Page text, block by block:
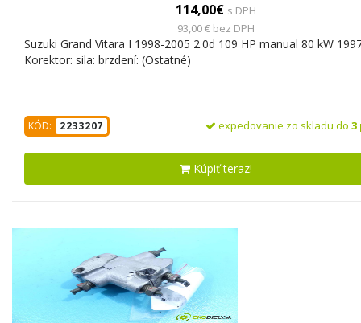
114,00€ s DPH
93,00 € bez DPH
Suzuki Grand Vitara I 1998-2005 2.0d 109 HP manual 80 kW
Korektor: sila: brzdení: (Ostatné)
KÓD: 2233207 expedovanie zo skladu do 3
Kúpiť teraz!